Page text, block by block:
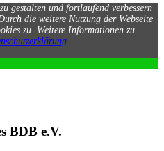
gestalten und fortlaufend verbessern
die weitere Nutzung der Webseite
zu. Weitere Informationen zu
.
BDB e.V.